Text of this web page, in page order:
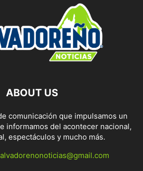
ABOUT US
comunicación que impulsamos un
informamos del acontecer nacional,
espectáculos y mucho más.